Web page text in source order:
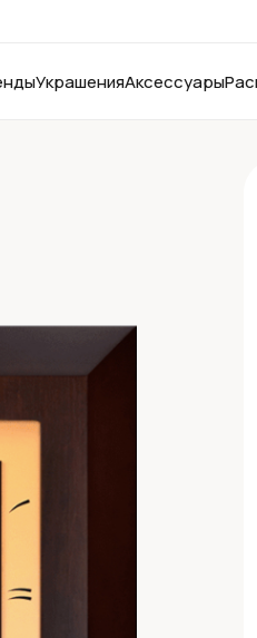
УкрашенияАксессуары